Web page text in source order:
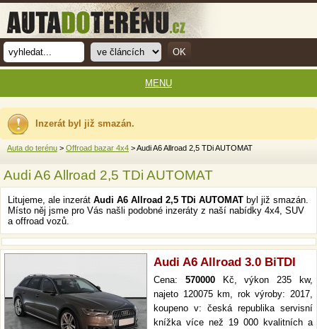
Inzerát byl již smazán.
Auta do terénu > Offroad bazar 4x4 > Audi A6 Allroad 2,5 TDi AUTOMAT
Audi A6 Allroad 2,5 TDi AUTOMAT
Litujeme, ale inzerát Audi A6 Allroad 2,5 TDi AUTOMAT byl již smazán.
Místo něj jsme pro Vás našli podobné inzeráty z naší nabídky 4x4, SUV
a offroad vozů.
Audi A6 Allroad 3.0 BiTDI
Cena: 570000Kč, výkon 235 kw,
najeto 120075 km, rok výroby: 2017,
koupeno v: česká republika servisní
knížka více než 19 000 kvalitních a
MENU